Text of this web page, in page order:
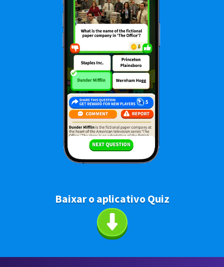
Baixar o aplicativo Quiz